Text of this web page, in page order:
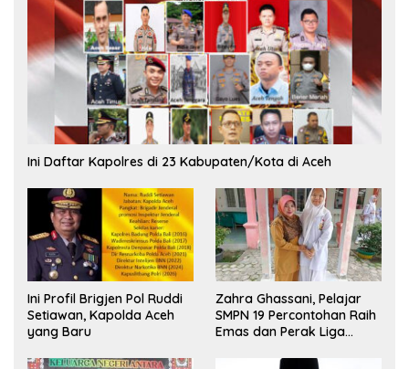
Ini Daftar Kapolres di 23 Kabupaten/Kota di Aceh
Ini Profil Brigjen Pol Ruddi
Setiawan, Kapolda Aceh
yang Baru
Zahra Ghassani, Pelajar
SMPN 19 Percontohan Raih
Emas dan Perak Liga